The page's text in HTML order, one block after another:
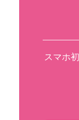
スマホ